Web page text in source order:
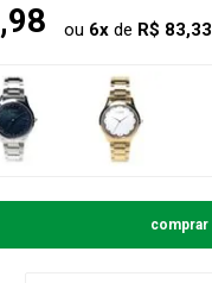
ou 6x de R$ 83,33
comprar